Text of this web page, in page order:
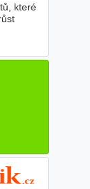
které